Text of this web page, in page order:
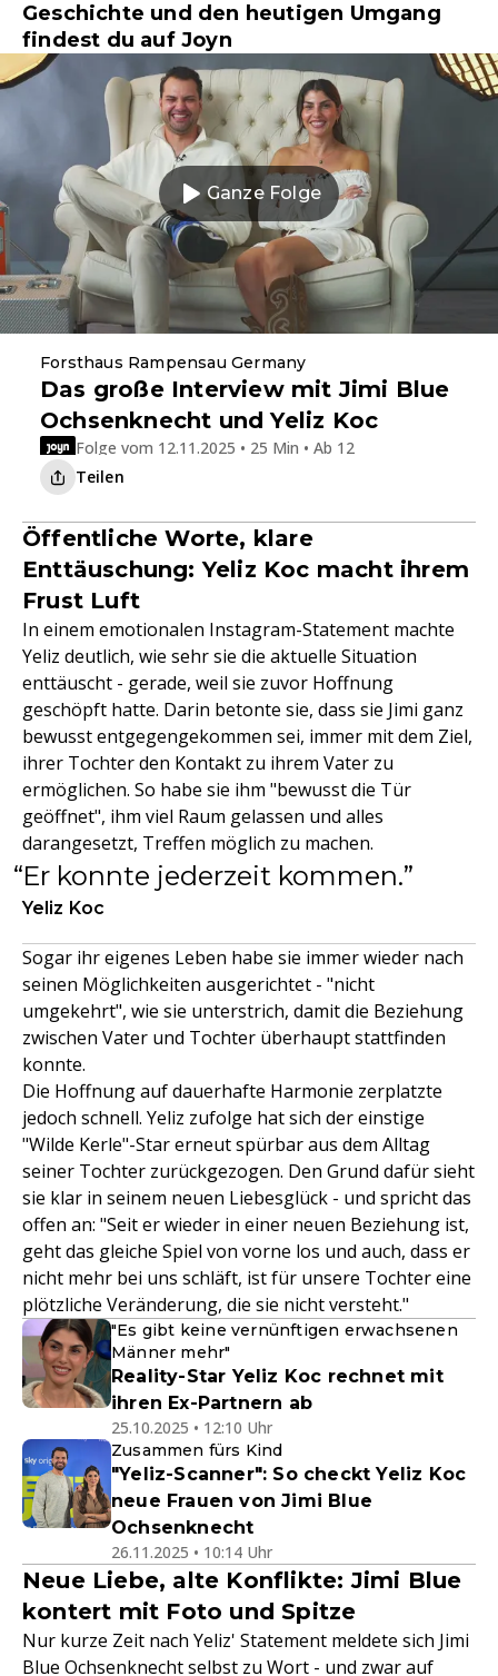
Geschichte und den heutigen Umgang
findest du auf Joyn
Ganze Folge
Forsthaus Rampensau Germany
Das große Interview mit Jimi Blue
Ochsenknecht und Yeliz Koc
Folge vom 12.11.2025 • 25 Min • Ab 12
Teilen
Öffentliche Worte, klare
Enttäuschung: Yeliz Koc macht ihrem
Frust Luft
In einem emotionalen Instagram-Statement machte
Yeliz deutlich, wie sehr sie die aktuelle Situation
enttäuscht - gerade, weil sie zuvor Hoffnung
geschöpft hatte. Darin betonte sie, dass sie Jimi ganz
bewusst entgegengekommen sei, immer mit dem Ziel,
ihrer Tochter den Kontakt zu ihrem Vater zu
ermöglichen. So habe sie ihm "bewusst die Tür
geöffnet", ihm viel Raum gelassen und alles
darangesetzt, Treffen möglich zu machen.
Er konnte jederzeit kommen.
Yeliz Koc
Sogar ihr eigenes Leben habe sie immer wieder nach
seinen Möglichkeiten ausgerichtet - "nicht
umgekehrt", wie sie unterstrich, damit die Beziehung
zwischen Vater und Tochter überhaupt stattfinden
konnte.
Die Hoffnung auf dauerhafte Harmonie zerplatzte
jedoch schnell. Yeliz zufolge hat sich der einstige
"Wilde Kerle"-Star erneut spürbar aus dem Alltag
seiner Tochter zurückgezogen. Den Grund dafür sieht
sie klar in seinem neuen Liebesglück - und spricht das
offen an: "Seit er wieder in einer neuen Beziehung ist,
geht das gleiche Spiel von vorne los und auch, dass er
nicht mehr bei uns schläft, ist für unsere Tochter eine
plötzliche Veränderung, die sie nicht versteht."
"Es gibt keine vernünftigen erwachsenen
Männer mehr"
Reality-Star Yeliz Koc rechnet mit
ihren Ex-Partnern ab
25.10.2025 • 12:10 Uhr
Zusammen fürs Kind
"Yeliz-Scanner": So checkt Yeliz Koc
neue Frauen von Jimi Blue
Ochsenknecht
26.11.2025 • 10:14 Uhr
Neue Liebe, alte Konflikte: Jimi Blue
kontert mit Foto und Spitze
Nur kurze Zeit nach Yeliz' Statement meldete sich Jimi
Blue Ochsenknecht selbst zu Wort - und zwar auf